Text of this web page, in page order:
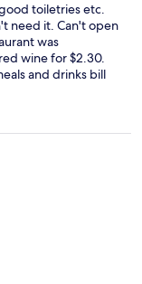
toiletries etc.
need it. Can't open
was
wine for $2.30.
and drinks bill
chatty. But, on
you keep a